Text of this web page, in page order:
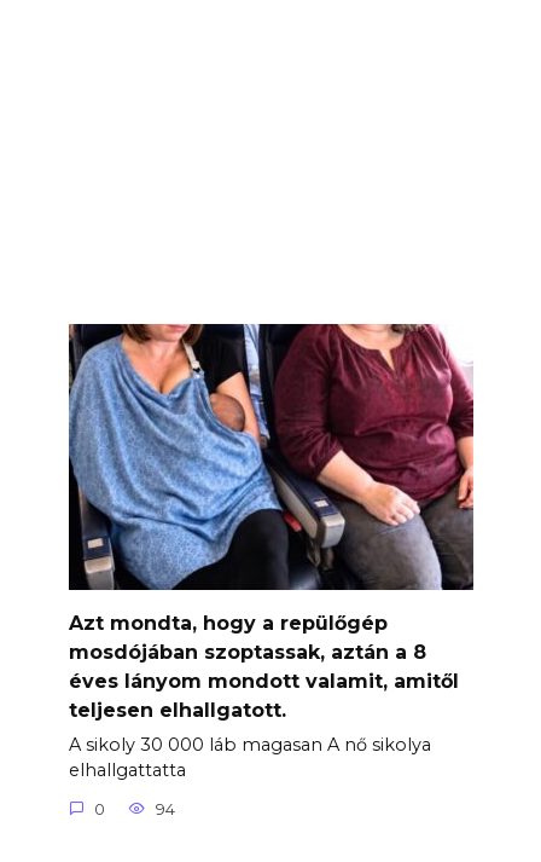
Azt mondta, hogy a repülőgép
mosdójában szoptassak, aztán a 8
éves lányom mondott valamit, amitől
teljesen elhallgatott.
A sikoly 30 000 láb magasan A nő sikolya
elhallgattatta
0 94